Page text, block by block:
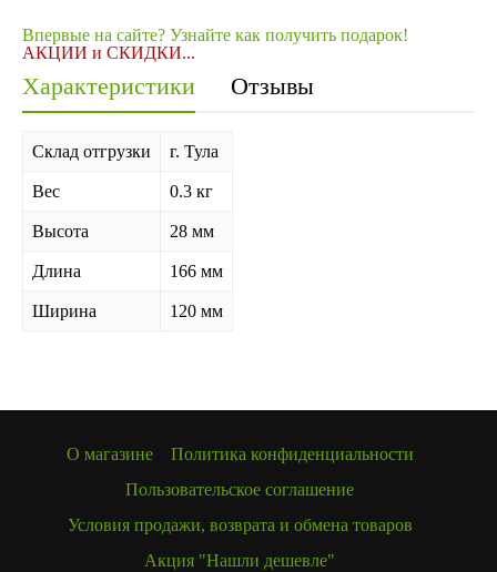
Впервые на сайте? Узнайте как получить подарок!
АКЦИИ и СКИДКИ...
Характеристики Отзывы
Склад отгрузки г. Тула
Вес 0.3 кг
Высота 28 мм
Длина 166 мм
Ширина 120 мм
О магазине
Политика конфиденциальности
Пользовательское соглашение
Условия продажи, возврата и обмена товаров
Акция "Нашли дешевле"